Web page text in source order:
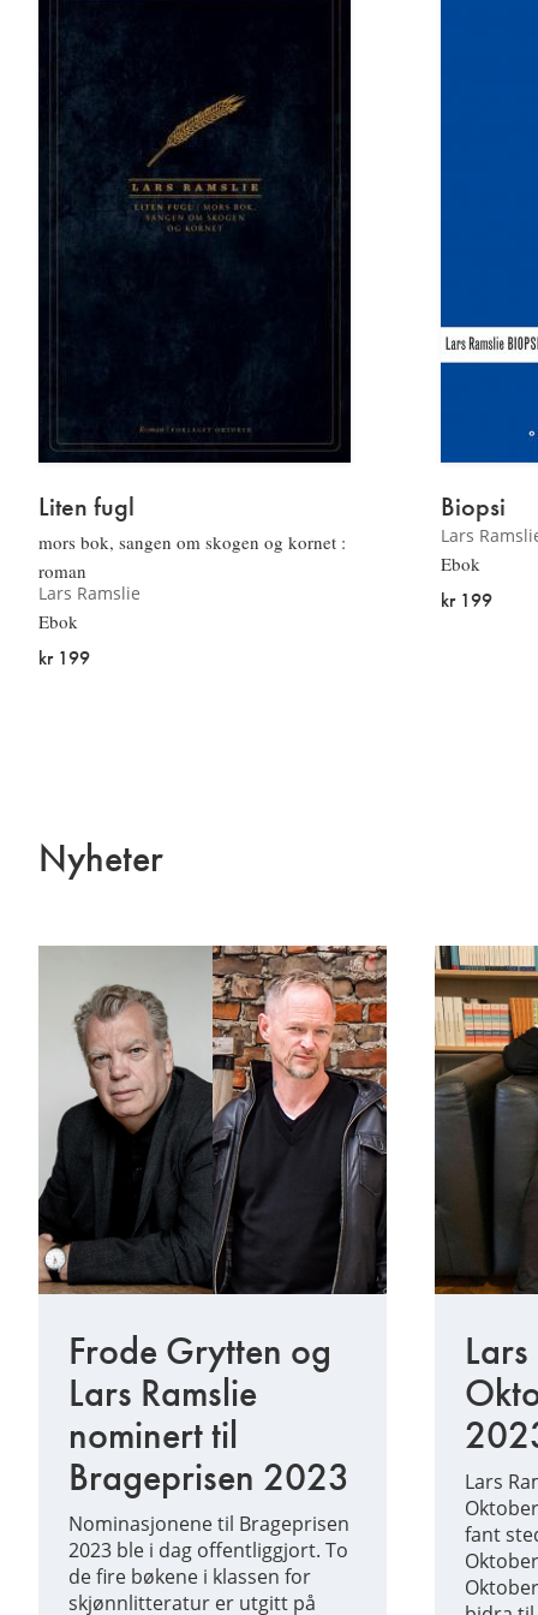
Liten fugl
mors bok, sangen om skogen og kornet :
roman
Lars Ramslie
Ebok
kr 199
Biopsi
Lars
Ebok
kr 199
Nyheter
Frode Grytten og
Lars Ramslie
nominert til
Brageprisen 2023
Nominasjonene til Brageprisen
2023 ble i dag offentliggjort. To
de fire bøkene i klassen for
skjønnlitteratur er utgitt på
Lars
fant